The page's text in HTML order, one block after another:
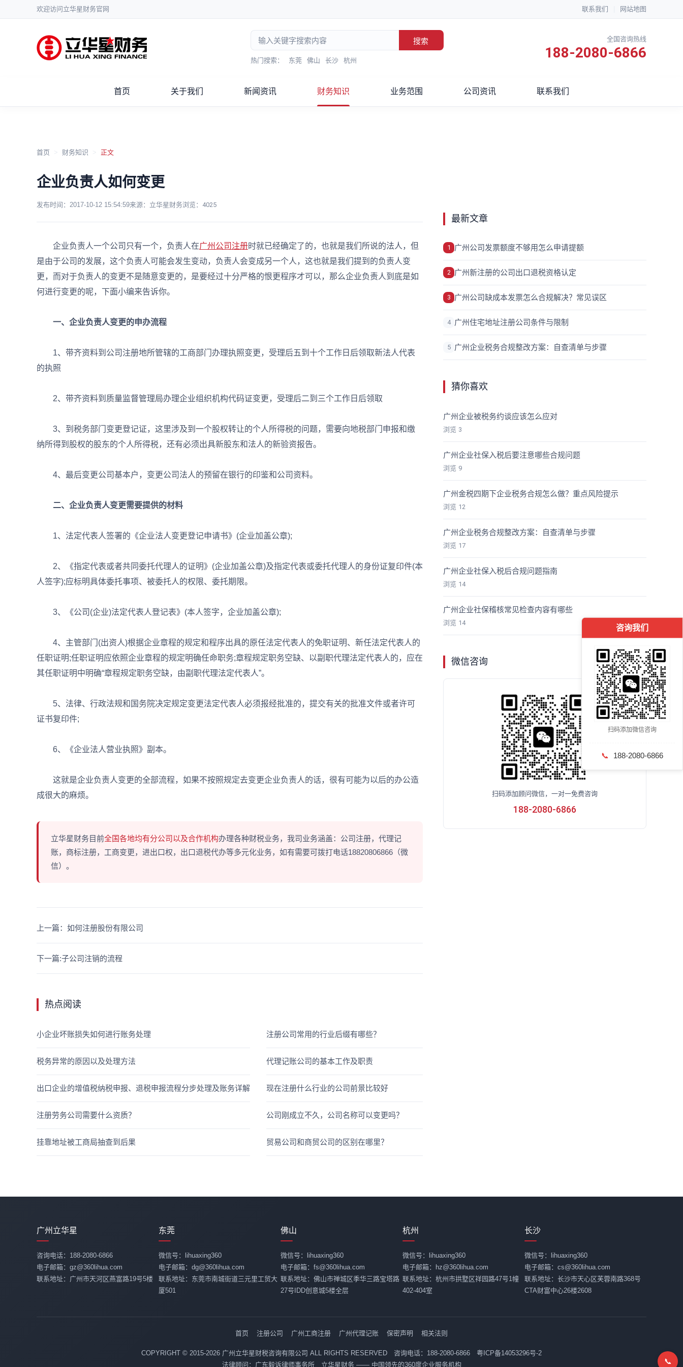
欢迎访问立华星财务官网 联系我们 网站地图
搜索
热门搜索： 东莞 佛山 长沙 杭州
全国咨询热线
188-2080-6866
首页 关于我们 新闻资讯 财务知识 业务范围 公司资讯 联系我们
首页 财务知识 正文
企业负责人如何变更
发布时间： 2017-10-12 15:54:59来源：立华星财务浏览： 4025
企业负责人一个公司只有一个，负责人在广州公司注册时就已经确定了的，也就是我们所说的法人，但
是由于公司的发展，这个负责人可能会发生变动，负责人会变成另一个人，这也就是我们提到的负责人变
更，而对于负责人的变更不是随意变更的，是要经过十分严格的恨更程序才可以，那么企业负责人到底是如
何进行变更的呢，下面小编来告诉你。
一、企业负责人变更的申办流程
1、带齐资料到公司注册地所管辖的工商部门办理执照变更，受理后五到十个工作日后领取新法人代表
的执照
2、带齐资料到质量监督管理局办理企业组织机构代码证变更，受理后二到三个工作日后领取
3、到税务部门变更登记证，这里涉及到一个股权转让的个人所得税的问题，需要向地税部门申报和缴
纳所得到股权的股东的个人所得税，还有必须出具新股东和法人的新验资报告。
4、最后变更公司基本户，变更公司法人的预留在银行的印鉴和公司资料。
二、企业负责人变更需要提供的材料
1、法定代表人签署的《企业法人变更登记申请书》(企业加盖公章);
2、《指定代表或者共同委托代理人的证明》(企业加盖公章)及指定代表或委托代理人的身份证复印件(本
人签字);应标明具体委托事项、被委托人的权限、委托期限。
3、《公司(企业)法定代表人登记表》(本人签字，企业加盖公章);
4、主管部门(出资人)根据企业章程的规定和程序出具的原任法定代表人的免职证明、新任法定代表人的
任职证明;任职证明应依照企业章程的规定明确任命职务;章程规定职务空缺、以副职代理法定代表人的，应在
其任职证明中明确“章程规定职务空缺，由副职代理法定代表人”。
5、法律、行政法规和国务院决定规定变更法定代表人必须报经批准的，提交有关的批准文件或者许可
证书复印件;
6、《企业法人营业执照》副本。
这就是企业负责人变更的全部流程，如果不按照规定去变更企业负责人的话，很有可能为以后的办公造
成很大的麻烦。
立华星财务目前全国各地均有分公司以及合作机构办理各种财税业务，我司业务涵盖：公司注册，代理记
账，商标注册，工商变更，进出口权，出口退税代办等多元化业务，如有需要可拨打电话18820806866（微
信）。
下一篇:子公司注销的流程
上一篇：如何注册股份有限公司
热点阅读
小企业坏账损失如何进行账务处理 注册公司常用的行业后缀有哪些？
税务异常的原因以及处理方法 代理记账公司的基本工作及职责
出口企业的增值税纳税申报、退税申报流程分步处理及账务详解 现在注册什么行业的公司前景比较好
注册劳务公司需要什么资质？ 公司刚成立不久，公司名称可以变更吗？
挂靠地址被工商局抽查到后果 贸易公司和商贸公司的区别在哪里？
最新文章
1 广州公司发票额度不够用怎么申请提额
2 广州新注册的公司出口退税资格认定
3 广州公司缺成本发票怎么合规解决？常见误区
4 广州住宅地址注册公司条件与限制
5 广州企业税务合规整改方案：自查清单与步骤
猜你喜欢
广州企业被税务约谈应该怎么应对
浏览 3
广州企业社保入税后要注意哪些合规问题
浏览 9
广州金税四期下企业税务合规怎么做？重点风险提示
浏览 12
广州企业税务合规整改方案：自查清单与步骤
浏览 17
广州企业社保入税后合规问题指南
浏览 14
广州企业社保稽核常见检查内容有哪些
浏览 14
微信咨询
扫码添加顾问微信，一对一免费咨询
188-2080-6866
咨询我们
扫码添加微信咨询
📞 188-2080-6866
📞
广州立华星
咨询电话：188-2080-6866
电子邮箱：gz@360lihua.com
联系地址：广州市天河区燕富路19号5楼
东莞
微信号：lihuaxing360
电子邮箱：dg@360lihua.com
联系地址：东莞市南城街道三元里工贸大
厦501
佛山
微信号：lihuaxing360
电子邮箱：fs@360lihua.com
联系地址：佛山市禅城区季华三路宝塔路
27号IDD创意城5楼全层
杭州
微信号：lihuaxing360
电子邮箱：hz@360lihua.com
联系地址：杭州市拱墅区祥园路47号1幢
402-404室
长沙
微信号：lihuaxing360
电子邮箱：cs@360lihua.com
联系地址：长沙市天心区芙蓉南路368号
CTA财富中心26楼2608
首页 注册公司 广州工商注册 广州代理记账 保密声明 相关法则
COPYRIGHT © 2015-2026 广州立华星财税咨询有限公司 ALL RIGHTS RESERVED 咨询电话：188-2080-6866 粤ICP备14053296号-2
法律顾问：广东毅诉律师事务所 立华星财务 —— 中国领先的360度企业服务机构